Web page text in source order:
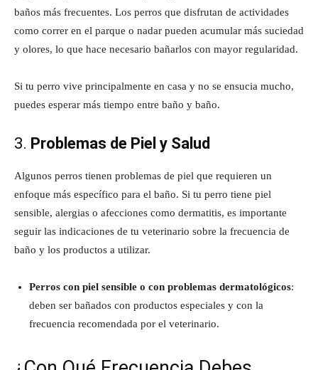
baños más frecuentes. Los perros que disfrutan de actividades
como correr en el parque o nadar pueden acumular más suciedad
y olores, lo que hace necesario bañarlos con mayor regularidad.
Si tu perro vive principalmente en casa y no se ensucia mucho,
puedes esperar más tiempo entre baño y baño.
3. Problemas de Piel y Salud
Algunos perros tienen problemas de piel que requieren un
enfoque más específico para el baño. Si tu perro tiene piel
sensible, alergias o afecciones como dermatitis, es importante
seguir las indicaciones de tu veterinario sobre la frecuencia de
baño y los productos a utilizar.
Perros con piel sensible o con problemas dermatológicos:
deben ser bañados con productos especiales y con la
frecuencia recomendada por el veterinario.